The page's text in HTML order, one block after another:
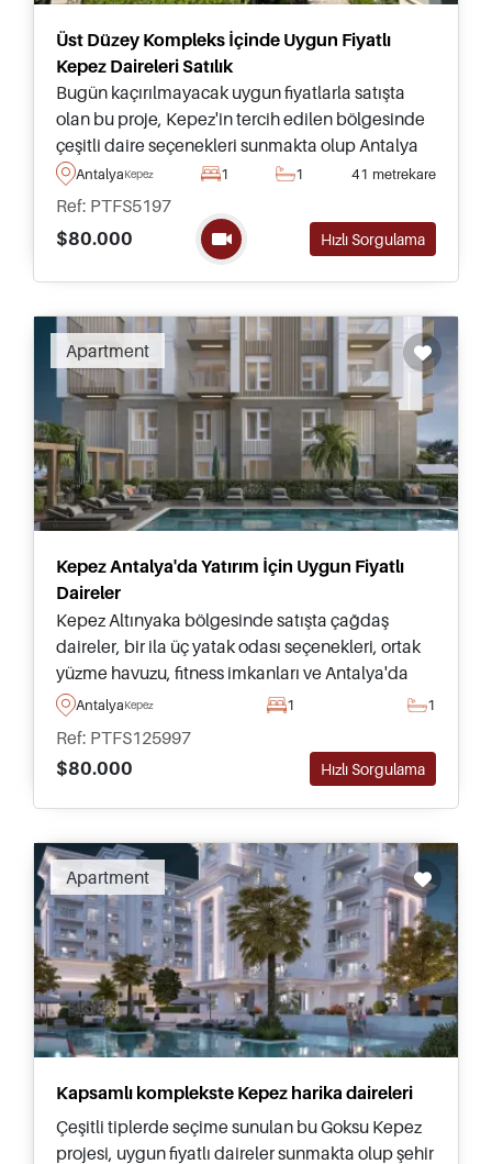
Üst Düzey Kompleks İçinde Uygun Fiyatlı
Kepez Daireleri Satılık
Bugün kaçırılmayacak uygun fiyatlarla satışta
olan bu proje, Kepez'in tercih edilen bölgesinde
çeşitli daire seçenekleri sunmakta olup Antalya
Uluslararası Havalimanı'na sadece 15 dakika
sürüş mesafesindedir, evinizden kolay ulaşım
sağlamaktadır.
AntalyaKepez 1 1 41 metrekare
Ref: PTFS5197
$80.000
Hızlı Sorgulama
Apartment
Recommended
Kepez Antalya'da Yatırım İçin Uygun Fiyatlı
Daireler
Kepez Altınyaka bölgesinde satışta çağdaş
daireler, bir ila üç yatak odası seçenekleri, ortak
yüzme havuzu, fitness imkanları ve Antalya'da
başarılı bir kiralık yatırım potansiyeli
AntalyaKepez 1 1
Ref: PTFS125997
$80.000
Hızlı Sorgulama
Apartment
Recommended
Kapsamlı komplekste Kepez harika daireleri
Çeşitli tiplerde seçime sunulan bu Goksu Kepez
projesi, uygun fiyatlı daireler sunmakta olup şehir